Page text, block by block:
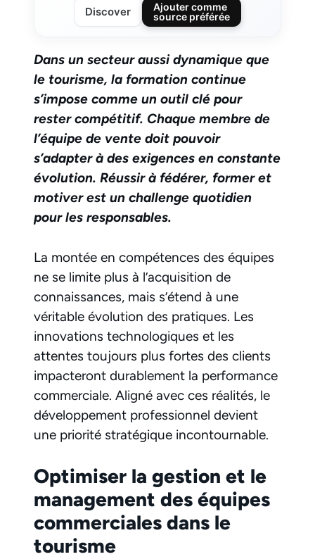
Discover
Ajouter comme
source préférée
Dans un secteur aussi dynamique que
le tourisme, la formation continue
s’impose comme un outil clé pour
rester compétitif. Chaque membre de
l’équipe de vente doit pouvoir
s’adapter à des exigences en constante
évolution. Réussir à fédérer, former et
motiver est un challenge quotidien
pour les responsables.
La montée en compétences des équipes
ne se limite plus à l’acquisition de
connaissances, mais s’étend à une
véritable évolution des pratiques. Les
innovations technologiques et les
attentes toujours plus fortes des clients
impacteront durablement la performance
commerciale. Aligné avec ces réalités, le
développement professionnel devient
une priorité stratégique incontournable.
Optimiser la gestion et le
management des équipes
commerciales dans le
tourisme